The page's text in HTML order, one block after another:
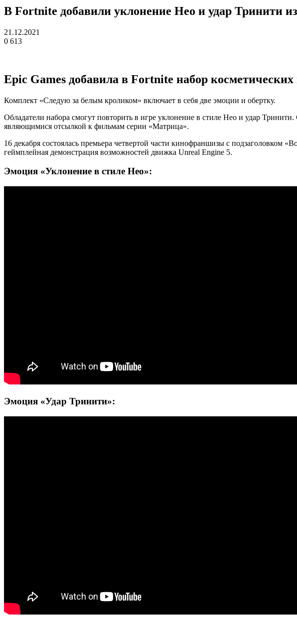
В Fortnite добавили уклонение Нео и удар Тринити
21.12.2021
0 613
Epic Games добавила в Fortnite набор
Комплект «Следую за белым кроликом» включает в себя две эмоции и обертку.
Обладатели набора смогут повторить в игре уклонение в стиле Нео и удар
являющимися отсылкой к фильмам серии «Матрица».
16 декабря состоялась премьера четвертой части кинофраншизы с подзаголовком
геймплейная демонстрация возможностей движка Unreal Engine 5.
Эмоция «Уклонение в стиле Нео»:
Эмоция «Удар Тринити»: